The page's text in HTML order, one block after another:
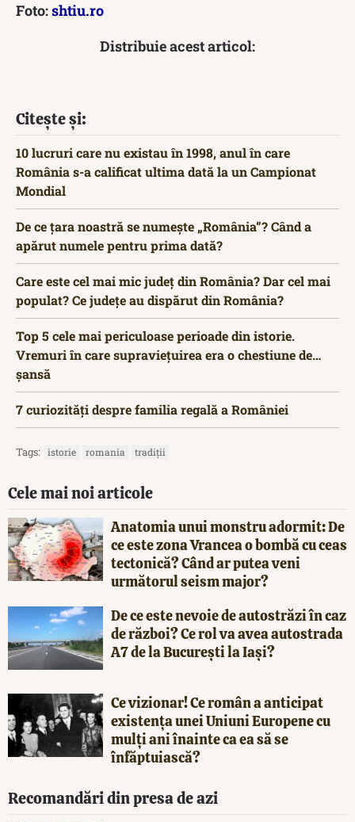
Foto:shtiu.ro
Distribuie acest articol:
Citește și:
10 lucruri care nu existau în 1998, anul în care
România s-a calificat ultima dată la un Campionat
Mondial
De ce țara noastră se numește „România”? Când a
apărut numele pentru prima dată?
Care este cel mai mic județ din România? Dar cel mai
populat? Ce județe au dispărut din România?
Top 5 cele mai periculoase perioade din istorie.
Vremuri în care supraviețuirea era o chestiune de…
șansă
7 curiozități despre familia regală a României
Tags: istorie romania tradiții
Cele mai noi articole
Anatomia unui monstru adormit: De
ce este zona Vrancea o bombă cu ceas
tectonică? Când ar putea veni
următorul seism major?
De ce este nevoie de autostrăzi în caz
de război? Ce rol va avea autostrada
A7 de la București la Iași?
Ce vizionar! Ce român a anticipat
existența unei Uniuni Europene cu
mulți ani înainte ca ea să se
înfăptuiască?
Recomandări din presa de azi